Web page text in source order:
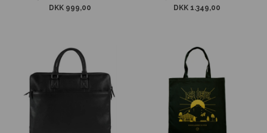
DKK 999,00
DKK 1.349,00